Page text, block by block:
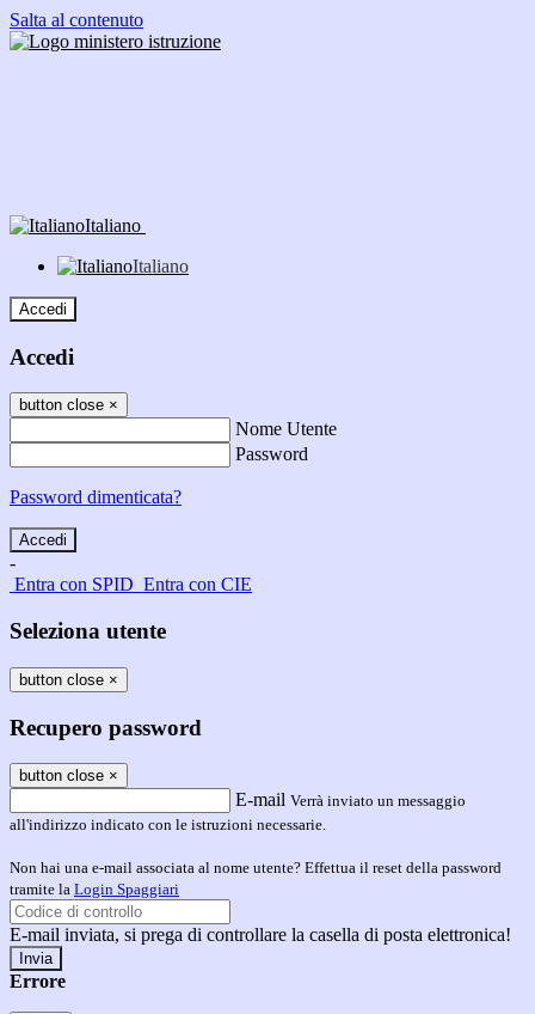
Salta al contenuto
Italiano
Italiano
Accedi
Accedi
button close ×
Nome Utente
Password
Password dimenticata?
-
Entra con SPID Entra con CIE
Seleziona utente
button close ×
Recupero password
button close ×
E-mail Verrà inviato un messaggio
all'indirizzo indicato con le istruzioni necessarie.
Non hai una e-mail associata al nome utente? Effettua il reset della password
tramite la Login Spaggiari
E-mail inviata, si prega di controllare la casella di posta elettronica!
Errore